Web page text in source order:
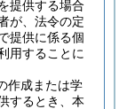
提供する場合
が、法令の定
提供に係る個
用することに
作成または学
するとき、本